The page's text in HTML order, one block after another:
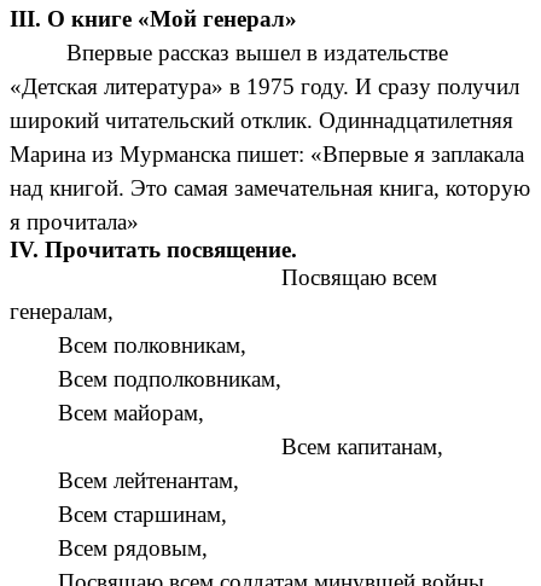
III. О книге «Мой генерал»
Впервые рассказ вышел в издательстве
«Детская литература» в 1975 году. И сразу получил
широкий читательский отклик. Одиннадцатилетняя
Марина из Мурманска пишет: «Впервые я заплакала
над книгой. Это самая замечательная книга, которую
я прочитала»
IV. Прочитать посвящение.
Посвящаю всем
генералам,
Всем полковникам,
Всем подполковникам,
Всем майорам,
Всем капитанам,
Всем лейтенантам,
Всем старшинам,
Всем рядовым,